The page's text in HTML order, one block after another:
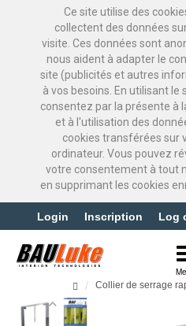
Ce site utilise des
collectent des données
visite. Ces données sont
nous aident à adapter le
site (publicités et autres
à vos besoins. En utilisant le
consentez par la présente à
et à l'utilisation des
cookies transférées sur
ordinateur. Vous pouvez
votre consentement à tout
en supprimant les cookies
Login Inscription Log
Collier de serrage